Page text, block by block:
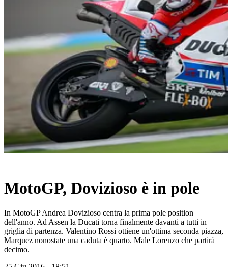
MotoGP, Dovizioso è in pole
In MotoGP Andrea Dovizioso centra la prima pole position
dell'anno. Ad Assen la Ducati torna finalmente davanti a tutti in
griglia di partenza. Valentino Rossi ottiene un'ottima seconda piazza,
Marquez nonostate una caduta è quarto. Male Lorenzo che partirà
decimo.